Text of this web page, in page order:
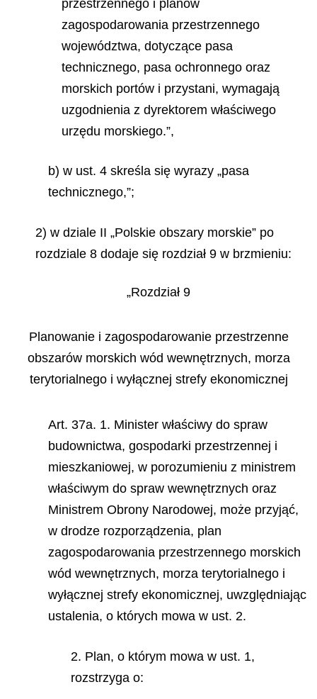
przestrzennego i planów
zagospodarowania przestrzennego
województwa, dotyczące pasa
technicznego, pasa ochronnego oraz
morskich portów i przystani, wymagają
uzgodnienia z dyrektorem właściwego
urzędu morskiego.”,
b) w ust. 4 skreśla się wyrazy „pasa
technicznego,”;
2) w dziale II „Polskie obszary morskie” po
rozdziale 8 dodaje się rozdział 9 w brzmieniu:
„Rozdział 9
Planowanie i zagospodarowanie przestrzenne
obszarów morskich wód wewnętrznych, morza
terytorialnego i wyłącznej strefy ekonomicznej
Art. 37a. 1. Minister właściwy do spraw
budownictwa, gospodarki przestrzennej i
mieszkaniowej, w porozumieniu z ministrem
właściwym do spraw wewnętrznych oraz
Ministrem Obrony Narodowej, może przyjąć,
w drodze rozporządzenia, plan
zagospodarowania przestrzennego morskich
wód wewnętrznych, morza terytorialnego i
wyłącznej strefy ekonomicznej, uwzględniając
ustalenia, o których mowa w ust. 2.
2. Plan, o którym mowa w ust. 1,
rozstrzyga o: